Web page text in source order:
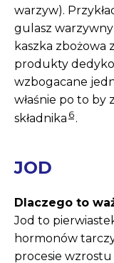
warzyw).
gulasz warzywny
kaszka zbożowa
produkty
wzbogacane
właśnie po to by
składnika 6.
JOD
Dlaczego to
Jod to
hormonów
procesie wzrostu